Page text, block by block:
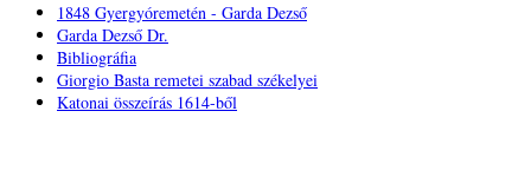
1848 Gyergyóremetén - Garda Dezső
Garda Dezső Dr.
Bibliográfia
Giorgio Basta remetei szabad székelyei
Katonai összeírás 1614-ből